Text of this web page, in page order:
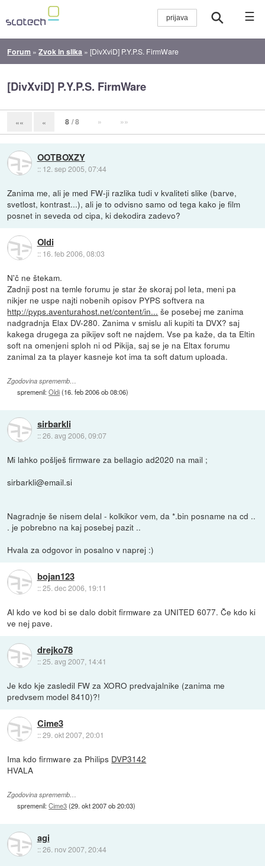
☰
Forum »Zvok in slika »[DivXviD] P.Y.P.S. FirmWare
[DivXviD] P.Y.P.S. FirmWare
«« « 8 / 8 » »»
OOTBOXZY
:: 12. sep 2005, 07:44
Zanima me, ali je med FW-ji razlika tudi v kvaliteti slike (barve,
svetlost, kontrast...), ali je to odvisno samo od tega kako je film
posnet in seveda od cipa, ki dekodira zadevo?
Oldi
:: 16. feb 2006, 08:03
N'č ne štekam.
Zadnji post na temle forumu je star že skoraj pol leta, meni pa
nikjer ne uspe najti nobenih opisov PYPS softvera na
http://pyps.aventurahost.net/content/in... še posebej me zanima
nadgradnja Elax DV-280. Zanima v smislu ali kupiti ta DVX? saj
kakega drugega za pikijev soft ne najdem. Vse pa kaže, da ta Eltin
soft na omenjeni sploh ni od Pikija, saj se je na Eltax forumu
zanimal za ta player kasneje kot ima ta soft datum uploada.
Zgodovina sprememb…
spremenil:Oldi(16. feb 2006 ob 08:06)
sirbarkli
::26. avg 2006, 09:07
Mi lahko pošlješ firmware za bellagio ad2020 na mail ;
sirbarkli@email.si
Nagradnje še nisem delal - kolkikor vem, da *.bin posname na cd ..
. je pobrebno na kaj posebej pazit ..
Hvala za odgovor in posalno v naprej :)
bojan123
::25. dec 2006, 19:11
Al kdo ve kod bi se dalo dobit firmware za UNITED 6077. Če kdo ki
ve nej pave.
drejko78
::25. avg 2007, 14:41
Je kdo kje zasledil FW za XORO predvajalnike (zanima me
predvsem model 8410)?!
Cime3
::29. okt 2007, 20:01
Ima kdo firmware za Philips DVP3142
HVALA
Zgodovina sprememb…
spremenil:Cime3(29. okt 2007 ob 20:03)
agi
::26. nov 2007, 20:44